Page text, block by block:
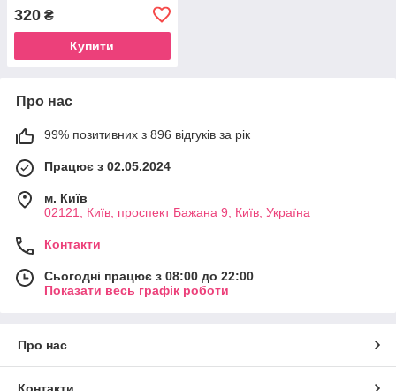
бестселер
320 ₴
Купити
Про нас
99% позитивних з 896 відгуків за рік
Працює з 02.05.2024
м. Київ
02121, Київ, проспект Бажана 9, Київ, Україна
Контакти
Сьогодні працює з 08:00 до 22:00
Показати весь графік роботи
Про нас